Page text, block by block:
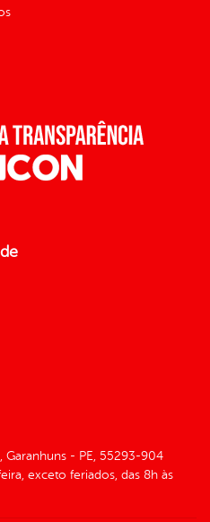
Garanhuns - PE, 55293-904
exceto feriados, das 8h às